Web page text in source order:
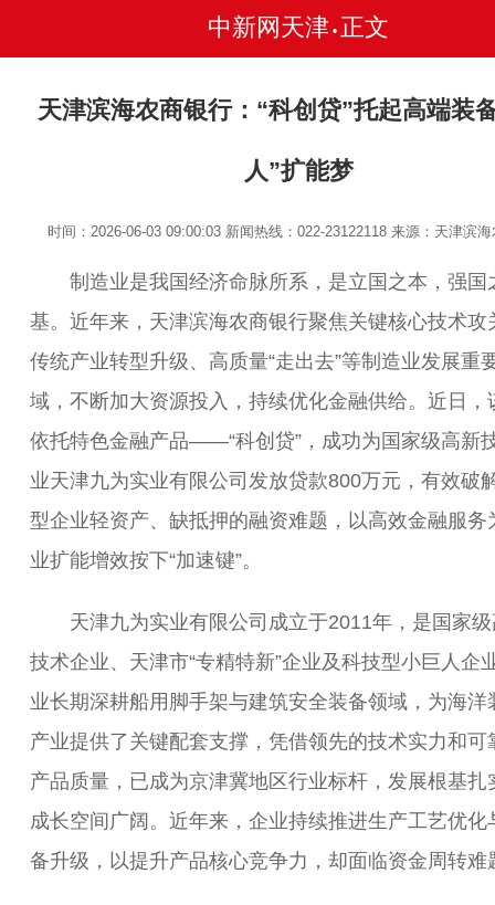
中新网天津 • 正文
天津滨海农商银行：“科创贷”托起高端装
人”扩能梦
时间：2026-06-03 09:00:03 新闻热线：022-23122118 来源：天津滨
制造业是我国经济命脉所系，是立国之本，强国
基。近年来，天津滨海农商银行聚焦关键核心技术攻
传统产业转型升级、高质量“走出去”等制造业发展重
域，不断加大资源投入，持续优化金融供给。近日，
依托特色金融产品——“科创贷”，成功为国家级高新
业天津九为实业有限公司发放贷款800万元，有效破
型企业轻资产、缺抵押的融资难题，以高效金融服务
业扩能增效按下“加速键”。
天津九为实业有限公司成立于2011年，是国家级
技术企业、天津市“专精特新”企业及科技型小巨人企
业长期深耕船用脚手架与建筑安全装备领域，为海洋
产业提供了关键配套支撑，凭借领先的技术实力和可
产品质量，已成为京津冀地区行业标杆，发展根基扎
成长空间广阔。近年来，企业持续推进生产工艺优化
备升级，以提升产品核心竞争力，却面临资金周转难